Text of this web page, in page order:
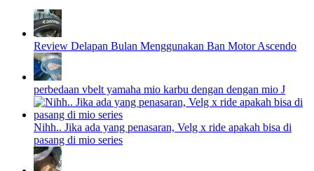
Review Delapan Bulan Menggunakan Ban Motor Ascendo
perbedaan vbelt yamaha mio karbu dengan dengan mio J
Nihh.. Jika ada yang penasaran, Velg x ride apakah bisa di
pasang di mio series